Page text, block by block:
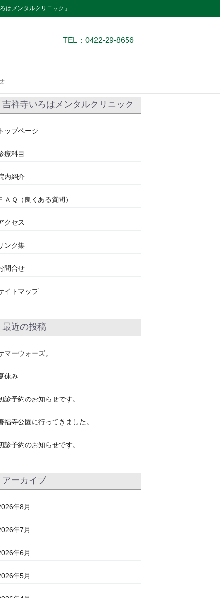
はメンタルクリニック」
TEL：0422-29-8656
吉祥寺いろはメンタルクリニック
トップページ
療科目
内紹介
ＦＡＱ（良くある質問）
クセス
ンク集
問合せ
イトマップ
最近の投稿
マーウォーズ。
休み
診予約のお知らせです。
福寺公園に行ってきました。
診予約のお知らせです。
アーカイブ
年8月
年7月
年6月
年5月